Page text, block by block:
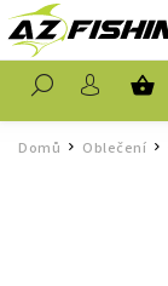
Domů / Oblečení /